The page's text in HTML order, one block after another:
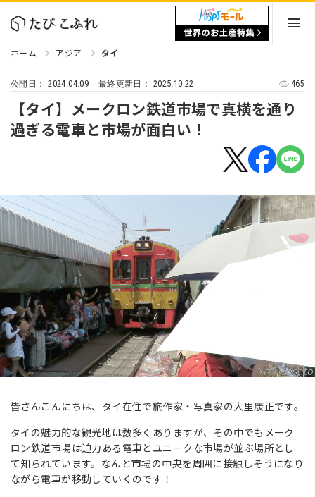
ホーム アジア タイ
公開日：2024.04.09 最終更新日： 2025.10.22 465
【タイ】メークロン鉄道市場で真横を通り
過ぎる電車と市場が面白い！
皆さんこんにちは、タイ在住で旅作家・写真家の大里康正です。
タイの魅力的な観光地は数多くありますが、その中でもメーク
ロン鉄道市場は迫力ある電車とユニークな市場が並ぶ場所とし
て知られています。なんと市場の中央を周囲に接触しそうになり
ながら電車が移動していくのです！